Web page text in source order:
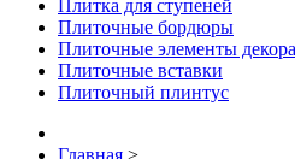
Плитка для ступеней
Плиточные бордюры
Плиточные элементы декора
Плиточные вставки
Плиточный плинтус
Главная >